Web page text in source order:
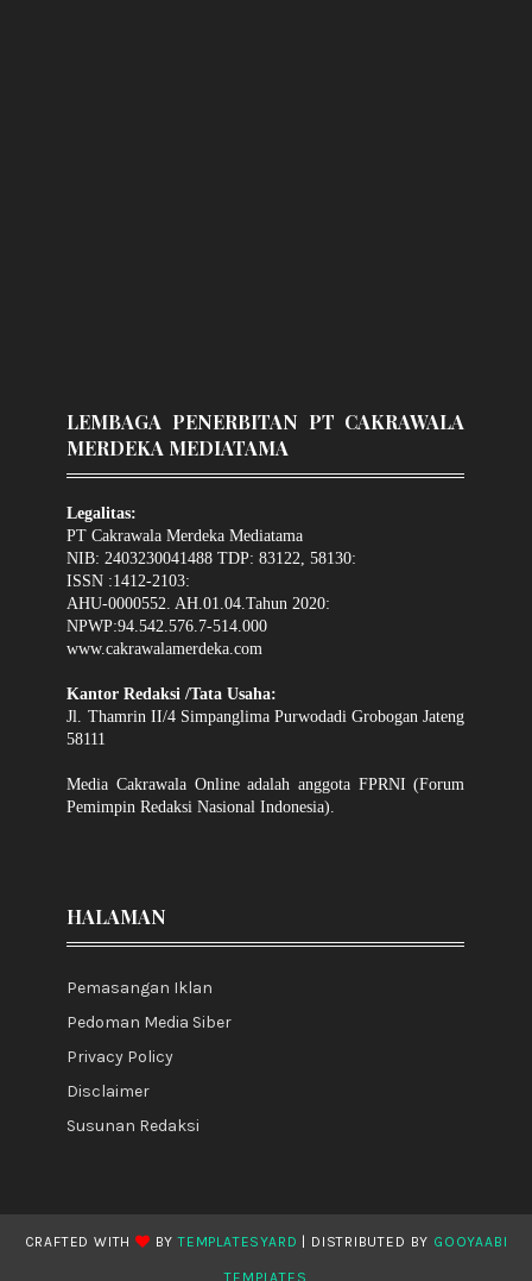
LEMBAGA PENERBITAN PT CAKRAWALA
MERDEKA MEDIATAMA
Legalitas:
PT Cakrawala Merdeka Mediatama
NIB: 2403230041488 TDP: 83122, 58130:
ISSN :1412-2103:
AHU-0000552. AH.01.04.Tahun 2020:
NPWP:94.542.576.7-514.000
www.cakrawalamerdeka.com
Kantor Redaksi /Tata Usaha:
Jl. Thamrin II/4 Simpanglima Purwodadi Grobogan Jateng
58111
Media Cakrawala Online adalah anggota FPRNI (Forum
Pemimpin Redaksi Nasional Indonesia).
HALAMAN
Pemasangan Iklan
Pedoman Media Siber
Privacy Policy
Disclaimer
Susunan Redaksi
CRAFTED WITH BYTEMPLATESYARD | DISTRIBUTED BY GOOYAABI